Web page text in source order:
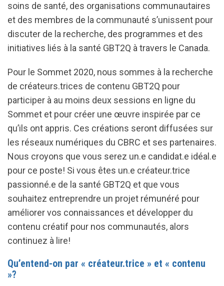
soins de santé, des organisations communautaires
et des membres de la communauté s’unissent pour
discuter de la recherche, des programmes et des
initiatives liés à la santé GBT2Q à travers le Canada.
Pour le Sommet 2020, nous sommes à la recherche
de créateurs.trices de contenu GBT2Q pour
participer à au moins deux sessions en ligne du
Sommet et pour créer une œuvre inspirée par ce
qu’ils ont appris. Ces créations seront diffusées sur
les réseaux numériques du CBRC et ses partenaires.
Nous croyons que vous serez un.e candidat.e idéal.e
pour ce poste! Si vous êtes un.e créateur.trice
passionné.e de la santé GBT2Q et que vous
souhaitez entreprendre un projet rémunéré pour
améliorer vos connaissances et développer du
contenu créatif pour nos communautés, alors
continuez à lire!
Qu’entend-on par « créateur.trice » et « contenu
»?